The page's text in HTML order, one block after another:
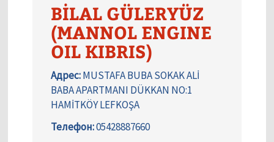
BİLAL GÜLERYÜZ
(MANNOL ENGINE
OIL KIBRIS)
Адрес:MUSTAFA BUBA SOKAK ALİ
BABA APARTMANI DÜKKAN NO:1
HAMİTKÖY LEFKOŞA
Телефон:05428887660